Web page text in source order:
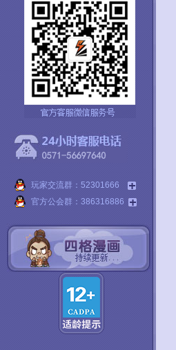
玩家交流群：52301666
官方公会群：386316886